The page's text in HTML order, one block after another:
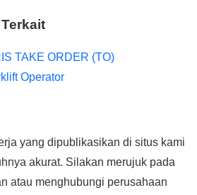
TAKE ORDER (TO)
Operator
yang dipublikasikan di situs kami
akurat. Silakan merujuk pada
atau menghubungi perusahaan